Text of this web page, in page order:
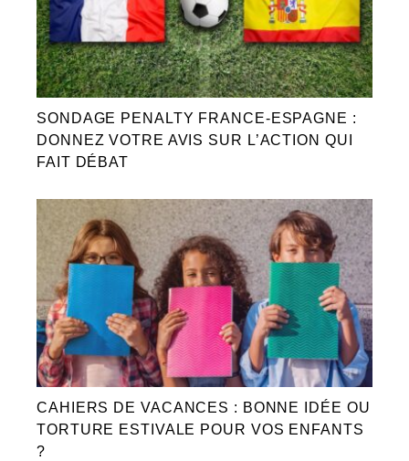
SONDAGE PENALTY FRANCE-ESPAGNE :
DONNEZ VOTRE AVIS SUR L’ACTION QUI
FAIT DÉBAT
CAHIERS DE VACANCES : BONNE IDÉE OU
TORTURE ESTIVALE POUR VOS ENFANTS
?